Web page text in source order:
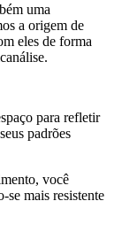
uma
a origem de
eles de forma
para refletir
padrões
você
se mais resistente